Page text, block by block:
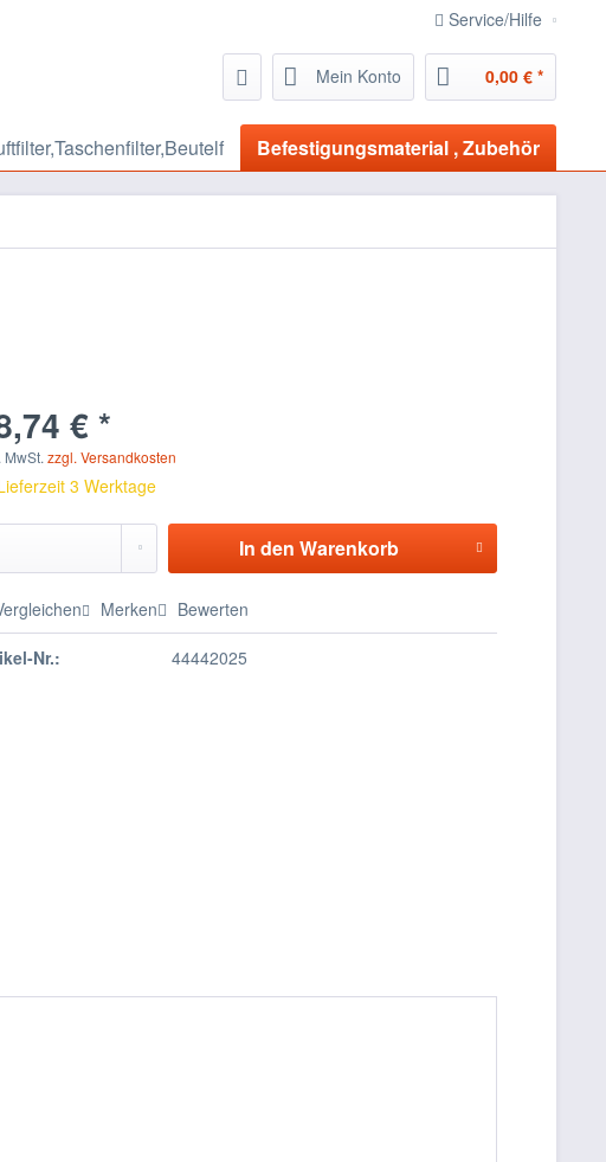
Service/Hilfe
Mein Konto 0,00 € *
Befestigungsmaterial , Zubehör
€ *
MwSt.zzgl. Versandkosten
3 Werktage
In den Warenkorb
Merken Bewerten
Nr.: 44442025